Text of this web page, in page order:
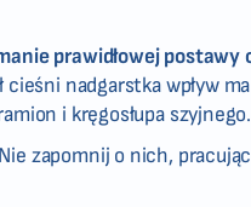
prawidłowej postawy
cieśni nadgarstka wpływ
i kręgosłupa szyjnego.
Nie zapomnij o nich,